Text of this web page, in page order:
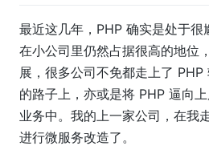
最近这几年，PHP 确实是处于
在小公司里仍然占据很高的地位
展，很多公司不免都走上了
的路子上，亦或是将 PHP 逼向
业务中。我的上一家公司，在我
进行微服务改造了。